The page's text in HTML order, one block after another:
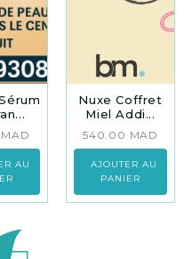
MAD
AU
Nuxe Coffret
Miel Addi...
540.00 MAD
AJOUTER AU
PANIER